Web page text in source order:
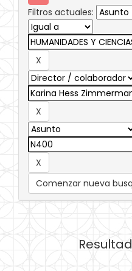
Filtros actuales:
Comenzar nueva